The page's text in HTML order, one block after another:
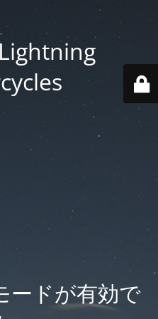
ードが有効で